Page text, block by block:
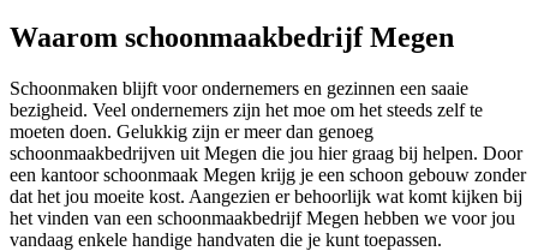
Waarom schoonmaakbedrijf Megen
Schoonmaken blijft voor ondernemers en gezinnen een saaie
bezigheid. Veel ondernemers zijn het moe om het steeds zelf te
moeten doen. Gelukkig zijn er meer dan genoeg
schoonmaakbedrijven uit Megen die jou hier graag bij helpen. Door
een kantoor schoonmaak Megen krijg je een schoon gebouw zonder
dat het jou moeite kost. Aangezien er behoorlijk wat komt kijken bij
het vinden van een schoonmaakbedrijf Megen hebben we voor jou
vandaag enkele handige handvaten die je kunt toepassen.